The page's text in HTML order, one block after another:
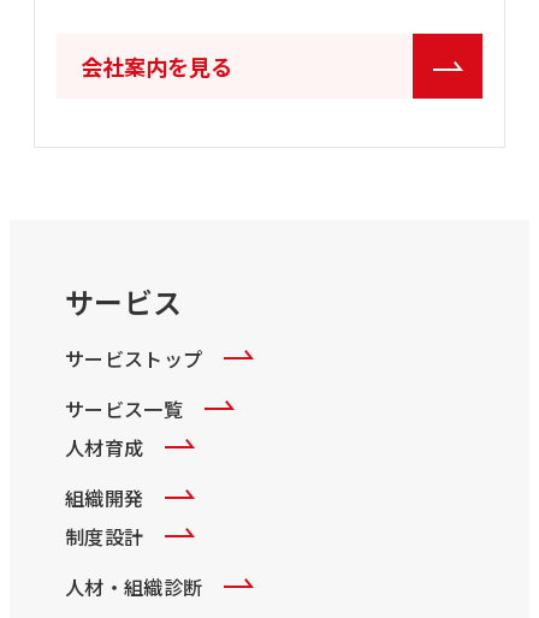
会社案内を見る
サービス
サービストップ
サービス一覧
人材育成
組織開発
制度設計
人材・組織診断